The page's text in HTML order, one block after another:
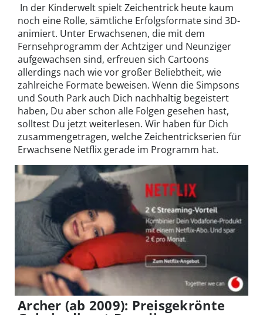
In der Kinderwelt spielt Zeichentrick heute kaum
noch eine Rolle, sämtliche Erfolgsformate sind 3D-
animiert. Unter Erwachsenen, die mit dem
Fernsehprogramm der Achtziger und Neunziger
aufgewachsen sind, erfreuen sich Cartoons
allerdings nach wie vor großer Beliebtheit, wie
zahlreiche Formate beweisen. Wenn die Simpsons
und South Park auch Dich nachhaltig begeistert
haben, Du aber schon alle Folgen gesehen hast,
solltest Du jetzt weiterlesen. Wir haben für Dich
zusammengetragen, welche Zeichentrickserien für
Erwachsene Netflix gerade im Programm hat.
Archer (ab 2009): Preisgekrönte